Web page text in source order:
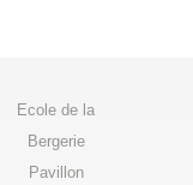
Ecole de la
Bergerie
Pavillon